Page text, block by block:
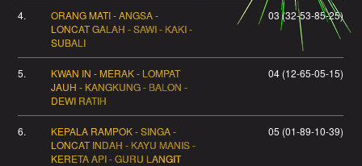
4.
ORANG MATI - ANGSA -
LONCAT GALAH - SAWI - KAKI -
SUBALI
03 (32-53-85-25)
5.
KWAN IN - MERAK - LOMPAT
JAUH - KANGKUNG - BALON -
DEWI RATIH
04 (12-65-05-15)
6.
KEPALA RAMPOK - SINGA -
LONCAT INDAH - KAYU MANIS -
KERETA API - GURU LANGIT
05 (01-89-10-39)